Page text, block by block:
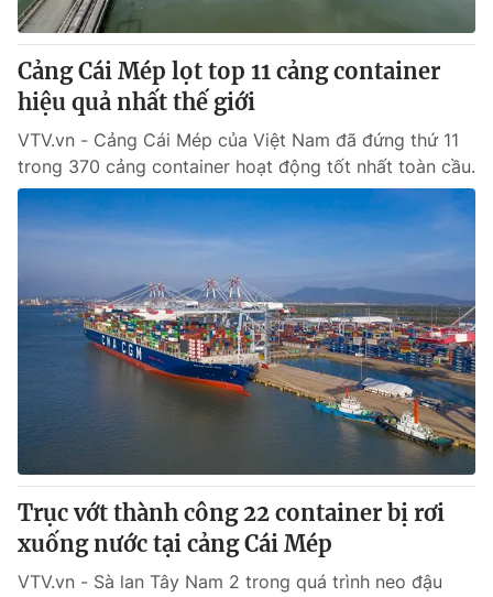
® Cấm sao chép dưới mọi hình thức nếu không có sự chấp
thuận bằng văn bản. Ghi rõ nguồn VTV.vn khi phát hành lại
thông tin từ website này.
Cảng Cái Mép lọt top 11 cảng container
hiệu quả nhất thế giới
VTV.vn - Cảng Cái Mép của Việt Nam đã đứng thứ 11
trong 370 cảng container hoạt động tốt nhất toàn cầu.
Trục vớt thành công 22 container bị rơi
xuống nước tại cảng Cái Mép
VTV.vn - Sà lan Tây Nam 2 trong quá trình neo đậu